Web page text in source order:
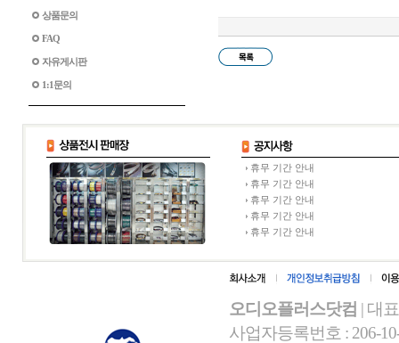
상품문의
FAQ
자유게시판
1:1문의
휴무 기간 안내
휴무 기간 안내
휴무 기간 안내
휴무 기간 안내
휴무 기간 안내
오디오플러스닷컴
| 대
사업자등록번호 : 206-